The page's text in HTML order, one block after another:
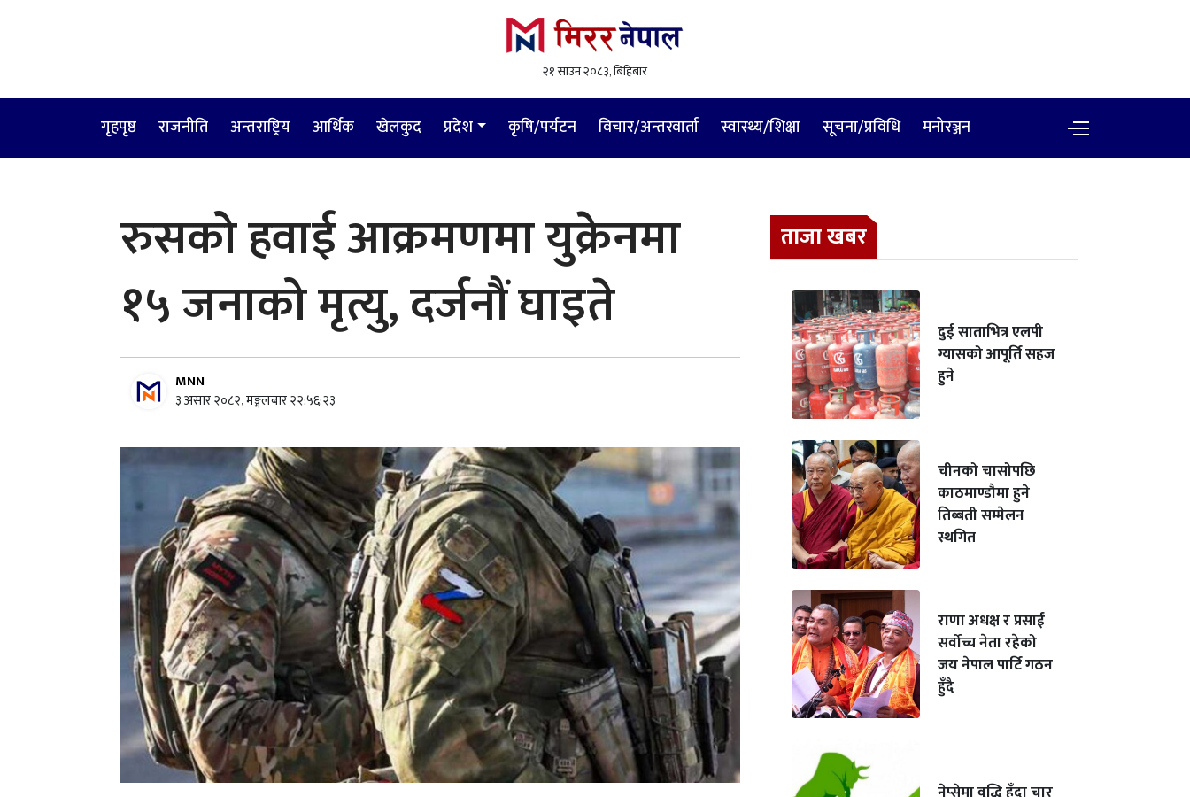
२१ साउन २०८३, बिहिबार
गृहपृष्ठ राजनीति अन्तराष्ट्रिय आर्थिक खेलकुद प्रदेश कृषि/पर्यटन विचार/अन्तरवार्ता स्वास्थ्य/शिक्षा सूचना/प्रविधि मनोरञ्जन
रुसको हवाई आक्रमणमा युक्रेनमा
१५ जनाको मृत्यु, दर्जनौं घाइते
MNN
३ असार २०८२, मङ्गलबार २२:५६:२३
ताजा खबर
दुई साताभित्र एलपी
ग्यासको आपूर्ति सहज
हुने
चीनको चासोपछि
काठमाण्डौमा हुने
तिब्बती सम्मेलन
स्थगित
राणा अधक्ष र प्रसाईं
सर्वोच्च नेता रहेको
जय नेपाल पार्टि गठन
हुँदै